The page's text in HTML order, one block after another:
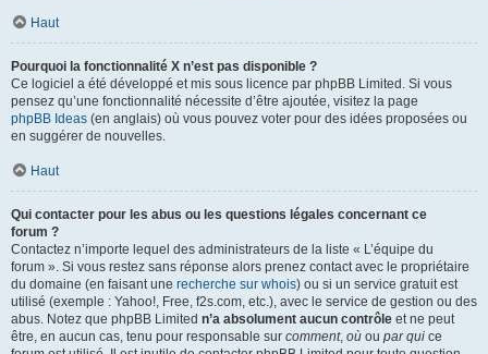
Haut
Pourquoi la fonctionnalité X n’est pas disponible ?
Ce logiciel a été développé et mis sous licence par phpBB Limited. Si vous
pensez qu’une fonctionnalité nécessite d’être ajoutée, visitez la page
phpBB Ideas (en anglais) où vous pouvez voter pour des idées proposées ou
en suggérer de nouvelles.
Haut
Qui contacter pour les abus ou les questions légales concernant ce
forum ?
Contactez n’importe lequel des administrateurs de la liste « L’équipe du
forum ». Si vous restez sans réponse alors prenez contact avec le propriétaire
du domaine (en faisant une recherche sur whois) ou si un service gratuit est
utilisé (exemple : Yahoo!, Free, f2s.com, etc.), avec le service de gestion ou des
abus. Notez que phpBB Limited n’a absolument aucun contrôle et ne peut
être, en aucun cas, tenu pour responsable sur comment, où ou par qui ce